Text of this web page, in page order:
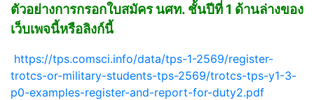
ตัวอย่างการกรอกใบสมัคร นศท. ชั้นปีที่ 1 ด้านล่างของ
เว็บเพจนี้หรือลิงก์นี้
https://tps.comsci.info/data/tps-1-2569/register-
trotcs-or-military-students-tps-2569/trotcs-tps-y1-3-
p0-examples-register-and-report-for-duty2.pdf